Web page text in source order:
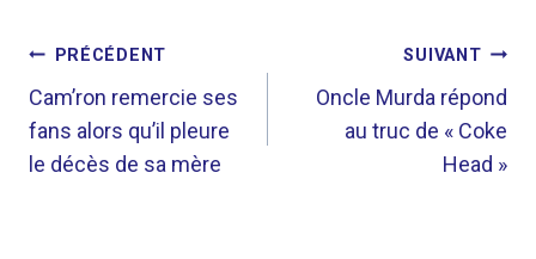
NAVIGATION
DE
L’ARTICLE
PRÉCÉDENT
Cam’ron remercie ses
fans alors qu’il pleure
le décès de sa mère
SUIVANT
Oncle Murda répond
au truc de « Coke
Head »